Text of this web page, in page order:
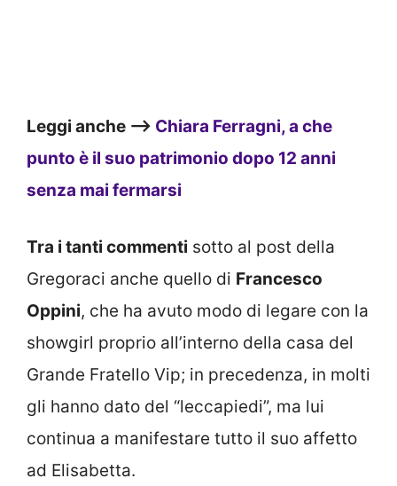
Leggi anche –> Chiara Ferragni, a che
punto è il suo patrimonio dopo 12 anni
senza mai fermarsi
Tra i tanti commenti sotto al post della
Gregoraci anche quello di Francesco
Oppini, che ha avuto modo di legare con la
showgirl proprio all’interno della casa del
Grande Fratello Vip; in precedenza, in molti
gli hanno dato del “leccapiedi”, ma lui
continua a manifestare tutto il suo affetto
ad Elisabetta.